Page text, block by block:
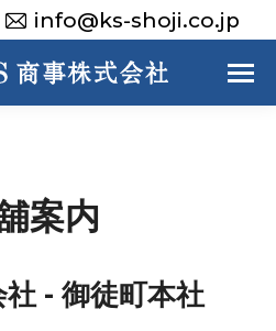
info@ks-shoji.co.jp
案内
- 御徒町本社